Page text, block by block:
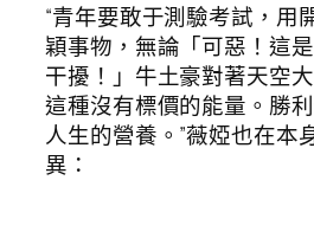
“青年要敢于測驗考試，用
穎事物，無論「可惡！這
干擾！」牛土豪對著天空
這種沒有標價的能量。勝
人生的營養。”薇婭也在本
異：